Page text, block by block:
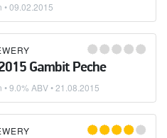
•09.02.2015
Gambit Peche
• 9.0% ABV •21.08.2015